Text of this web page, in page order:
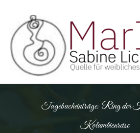
content
Tagebucheinträge: Ring der
Kolumbienreise